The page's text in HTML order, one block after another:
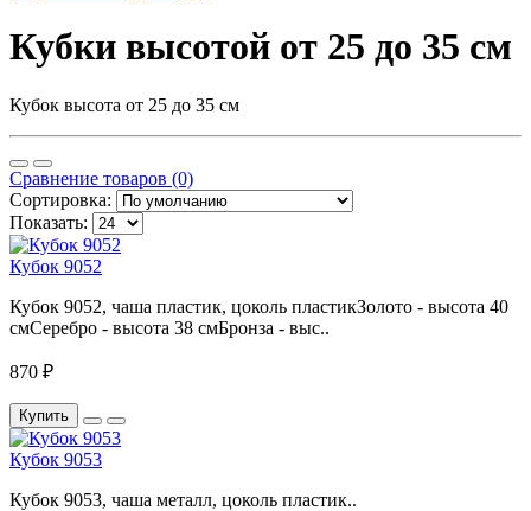
Кубки высотой от 25 до 35 см
Кубок высота от 25 до 35 см
Сравнение товаров (0)
Сортировка:
Показать:
Кубок 9052
Кубок 9052, чаша пластик, цоколь пластикЗолото - высота 40
смСеребро - высота 38 смБронза - выс..
870 ₽
Купить
Кубок 9053
Кубок 9053, чаша металл, цоколь пластик..